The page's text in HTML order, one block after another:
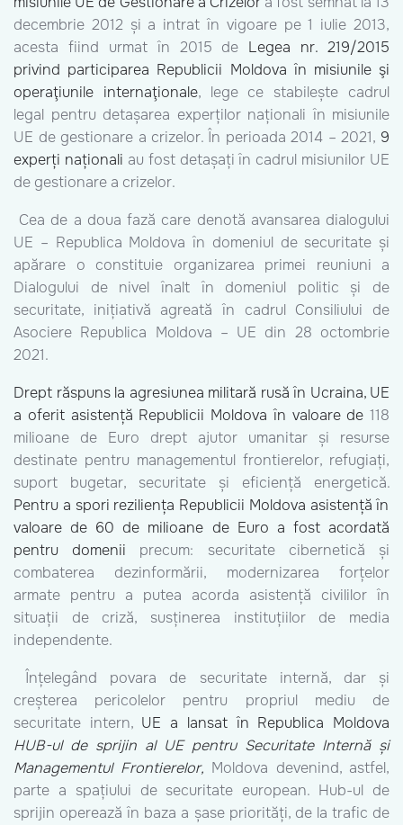
decembrie 2012 și a intrat în vigoare pe 1 iulie 2013,
acesta fiind urmat în 2015 de Legea nr. 219/2015
privind participarea Republicii Moldova în misiunile şi
operaţiunile internaţionale, lege ce stabilește cadrul
legal pentru detașarea experților naționali în misiunile
UE de gestionare a crizelor. În perioada 2014 – 2021, 9
experți naționali au fost detașați în cadrul misiunilor UE
de gestionare a crizelor.
Cea de a doua fază care denotă avansarea dialogului
UE – Republica Moldova în domeniul de securitate și
apărare o constituie organizarea primei reuniuni a
Dialogului de nivel înalt în domeniul politic și de
securitate, inițiativă agreată în cadrul Consiliului de
Asociere Republica Moldova – UE din 28 octombrie
2021.
Drept răspuns la agresiunea militară rusă în Ucraina, UE
a oferit asistență Republicii Moldova în valoare de 118
milioane de Euro drept ajutor umanitar și resurse
destinate pentru managementul frontierelor, refugiați,
suport bugetar, securitate și eficiență energetică.
Pentru a spori reziliența Republicii Moldova asistență în
valoare de 60 de milioane de Euro a fost acordată
pentru domenii precum: securitate cibernetică și
combaterea dezinformării, modernizarea forțelor
armate pentru a putea acorda asistență civililor în
situații de criză, susținerea instituțiilor de media
independente.
Înțelegând povara de securitate internă, dar și
creșterea pericolelor pentru propriul mediu de
securitate intern,UE a lansat în Republica Moldova
HUB-ul de sprijin al UE pentru Securitate Internă și
Managementul Frontierelor, Moldova devenind, astfel,
parte a spațiului de securitate european. Hub-ul de
sprijin operează în baza a șase priorități, de la trafic de